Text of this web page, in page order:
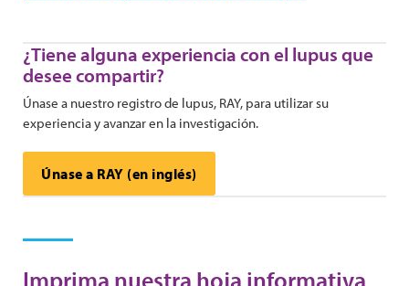
¿Tiene alguna experiencia con el lupus que
desee compartir?
Únase a nuestro registro de lupus, RAY, para utilizar su
experiencia y avanzar en la investigación.
Únase a RAY (en inglés)